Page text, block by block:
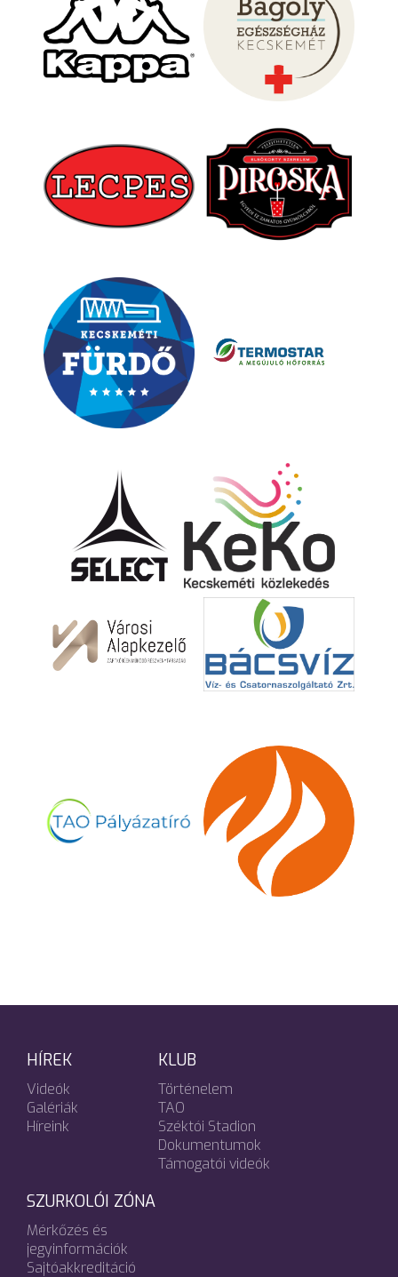
HÍREK
Videók
Galériák
Híreink
KLUB
Történelem
TAO
Széktói Stadion
Dokumentumok
Támogatói videók
SZURKOLÓI ZÓNA
Mérkőzés és
jegyinformációk
Sajtóakkreditáció